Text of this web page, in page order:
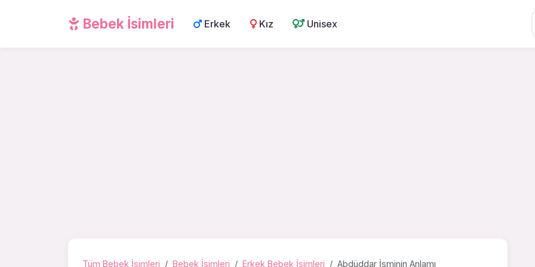
Bebek İsimleri Erkek Kız Unisex
Tüm Bebek İsimleri Bebek İsimleri Erkek Bebek İsimleri Abdüddar İsminin Anlamı